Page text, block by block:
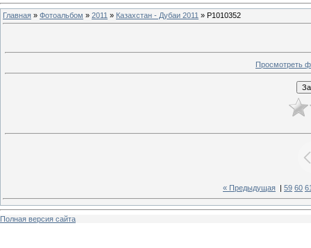
Главная » Фотоальбом » 2011 » Казахстан - Дубаи 2011 » P1010352
Просмотреть
« Предыдущая 59 60
Полная версия сайта